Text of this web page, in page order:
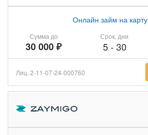
Сумма до
30 000 ₽
Онлайн займ на карту
Срок, дни
5- 30
Лиц. 2-11-07-24-000760